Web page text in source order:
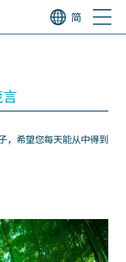
简
，希望您每天能从中得到